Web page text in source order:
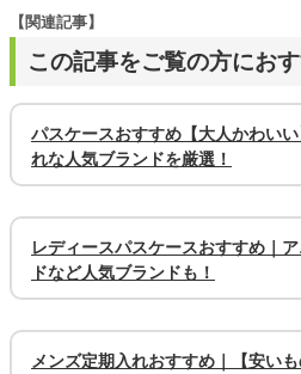
この記事をご覧の方におす
【関連記事】
パスケースおすすめ【大人かわい
れな人気ブランドを厳選！
レディースパスケースおすすめ｜
ドなど人気ブランドも！
メンズ定期入れおすすめ｜【安い